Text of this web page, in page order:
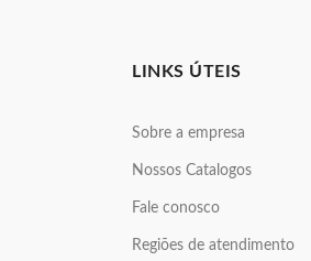
LINKS ÚTEIS
Sobre a empresa
Nossos Catalogos
Fale conosco
Regiões de atendimento